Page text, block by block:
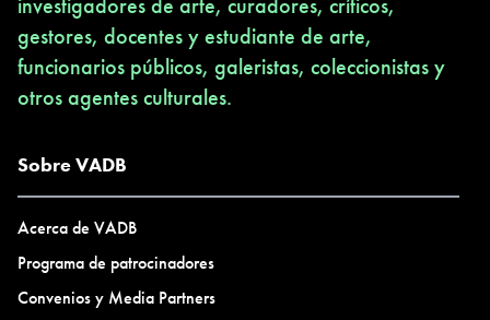
gestores, docentes y estudiante de arte,
funcionarios públicos, galeristas, coleccionistas y
otros agentes culturales.
Sobre VADB
Acerca de VADB
Programa de patrocinadores
Convenios y Media Partners